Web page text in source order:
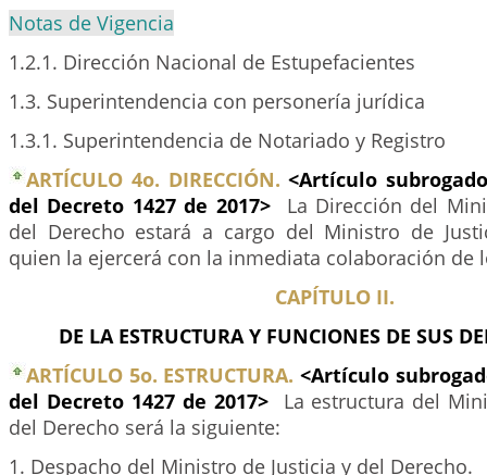
Notas de Vigencia
1.2.1. Dirección Nacional de Estupefacientes
1.3. Superintendencia con personería jurídica
1.3.1. Superintendencia de Notariado y Registro
ARTÍCULO 4o. DIRECCIÓN. <Artículo
del Decreto 1427 de 2017> La Dirección del
del Derecho estará a cargo del Ministro de
quien la ejercerá con la inmediata colaboración de
CAPÍTULO II.
DE LA ESTRUCTURA Y FUNCIONES DE SUS
ARTÍCULO 5o. ESTRUCTURA. <Artículo
del Decreto 1427 de 2017> La estructura del
del Derecho será la siguiente:
1. Despacho del Ministro de Justicia y del Derecho.